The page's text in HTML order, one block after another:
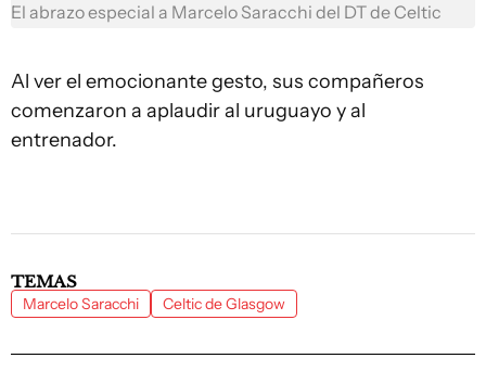
El abrazo especial a Marcelo Saracchi del DT de Celtic
Al ver el emocionante gesto, sus compañeros
comenzaron a aplaudir al uruguayo y al
entrenador.
TEMAS
Marcelo Saracchi Celtic de Glasgow